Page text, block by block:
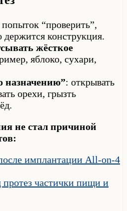
“проверить”,
держится конструкция.
жёсткое
яблоко, сухари,
назначению”: открывать
орехи, грызть
не стал причиной
имплантации All-on-4
частички пищи и